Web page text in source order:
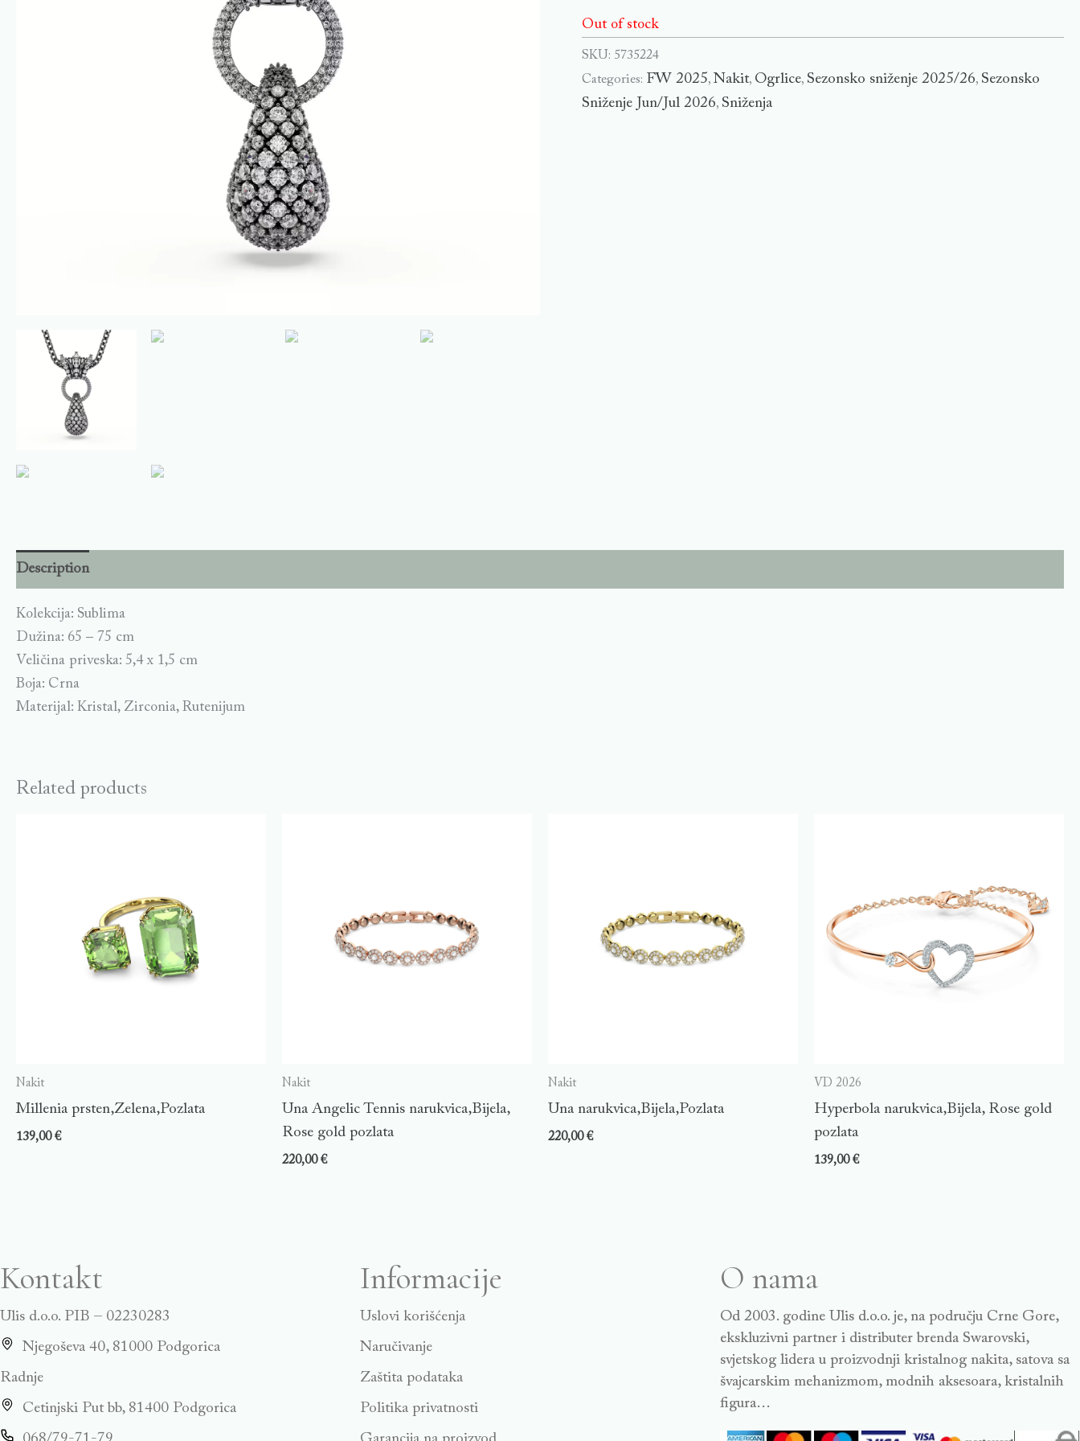
Out of stock
SKU: 5735224
Categories: FW 2025,Nakit, Ogrlice, Sezonsko sniženje 2025/26, Sezonsko
Sniženje Jun/Jul 2026, Sniženja
Description
Kolekcija: Sublima
Dužina: 65 – 75 cm
Veličina priveska: 5,4 x 1,5 cm
Boja: Crna
Materijal: Kristal, Zirconia, Rutenijum
Related products
Nakit
Millenia prsten,Zelena,Pozlata
139,00€
Nakit
Una Angelic Tennis narukvica,Bijela,
Rose gold pozlata
220,00€
Nakit
Una narukvica,Bijela,Pozlata
220,00€
VD 2026
Hyperbola narukvica,Bijela, Rose gold
pozlata
139,00€
Kontakt
Ulis d.o.o. PIB – 02230283
Njegoševa 40, 81000 Podgorica
Radnje
Cetinjski Put bb, 81400 Podgorica
Informacije
Uslovi korišćenja
Naručivanje
Zaštita podataka
Politika privatnosti
O nama
Od 2003. godine Ulis d.o.o. je, na području Crne Gore,
ekskluzivni partner i distributer brenda Swarovski,
svjetskog lidera u proizvodnji kristalnog nakita, satova sa
švajcarskim mehanizmom, modnih aksesoara, kristalnih
figura…